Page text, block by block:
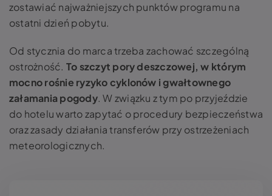
zostawiać najważniejszych punktów programu na
ostatni dzień pobytu.
Od stycznia do marca trzeba zachować szczególną
ostrożność. To szczyt pory deszczowej, w którym
mocno rośnie ryzyko cyklonów i gwałtownego
załamania pogody. W związku z tym po przyjeździe
do hotelu warto zapytać o procedury bezpieczeństwa
oraz zasady działania transferów przy ostrzeżeniach
meteorologicznych.